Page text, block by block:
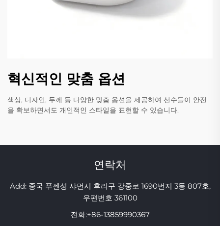
혁신적인 맞춤 옵션
색상, 디자인, 두께 등 다양한 맞춤 옵션을 제공하여 선수들이 안전
을 확보하면서도 개인적인 스타일을 표현할 수 있습니다.
연락처
Add: 중국 푸젠성 샤먼시 후리구 강중로 1690번지 3동 807호,
우편번호 361100
전화:+86-13859990367